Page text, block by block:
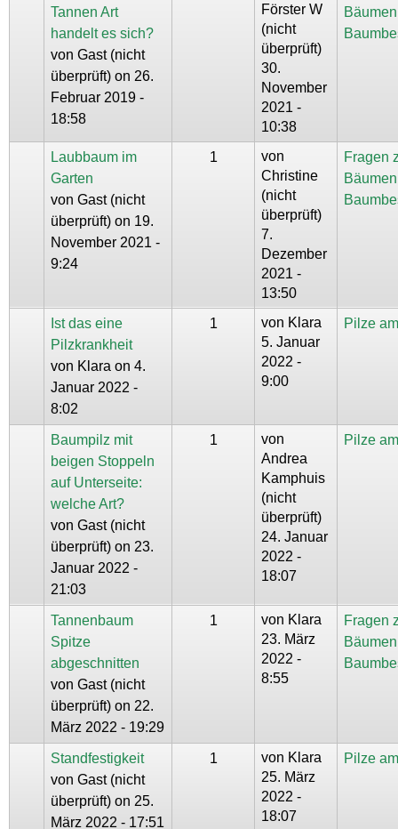
Tannen Art
handelt es sich?
von Gast (nicht
überprüft) on 26.
Februar 2019 -
18:58
Förster W
(nicht
überprüft)
30.
November
2021 -
10:38
Laubbaum im
Garten
von Gast (nicht
überprüft) on 19.
November 2021 -
9:24
1
von
Christine
(nicht
überprüft)
7.
Dezember
2021 -
13:50
Fragen
Ist das eine
Pilzkrankheit
von Klara on 4.
Januar 2022 -
8:02
1 von Klara
5. Januar
2022 -
9:00
Pilze
Baumpilz mit
beigen Stoppeln
auf Unterseite:
welche Art?
von Gast (nicht
überprüft) on 23.
Januar 2022 -
21:03
1
von
Andrea
Kamphuis
(nicht
überprüft)
24. Januar
2022 -
18:07
Pilze
Tannenbaum
Spitze
abgeschnitten
von Gast (nicht
überprüft) on 22.
März 2022 - 19:29
1 von Klara
23. März
2022 -
8:55
Fragen
Standfestigkeit
von Gast (nicht
überprüft) on 25.
März 2022 - 17:51
1 von Klara
25. März
2022 -
18:07
Pilze